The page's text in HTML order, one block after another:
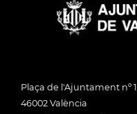
Plaça de l'Ajuntament nº 1
46002 València